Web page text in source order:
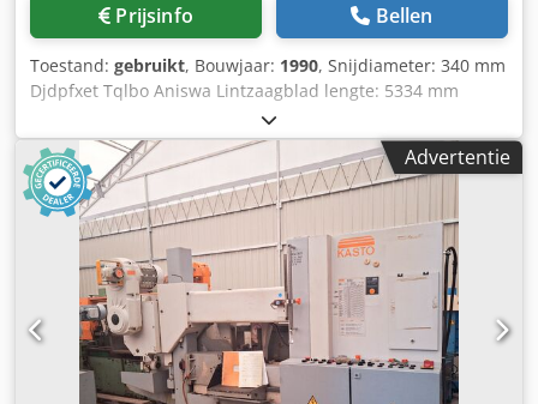
Prijsinfo Bellen
Toestand: gebruikt, Bouwjaar: 1990, Snijdiameter: 340 mm
Djdpfxet Tqlbo Aniswa Lintzaagblad lengte: 5334 mm
Snijbreedte: 340 x 340 mm Lintzaagblad afmetingen: 5334
x 38 x 1,3 mm Kleinste afsnijlengte: 6 mm Meervoudige
toevoerlengte: 5400 mm Zaagsnelheid: 20 - 130 m/min
Aandrijvingsvermogen: 5,5 kW Bedrijfsspanning: 380 V
Totaal vermogensbehoefte: 8,0 kW Machinegewicht ca. 2,5
t Benodigde ruimte ca. 2,85 x 2,30 x 2,10 m Horizontale
automatische lintzaagmachine.
Advertentie